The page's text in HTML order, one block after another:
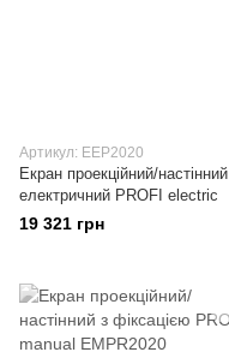
Артикул: EEP2020
Екран проекційний/настінний
електричний PROFI electric
19 321 грн